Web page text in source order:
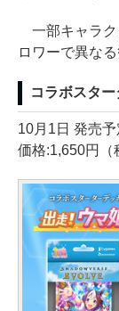
一部キャラク
ロワーで異な
コラボスター
10月1日 発売予
価格:1,650円（